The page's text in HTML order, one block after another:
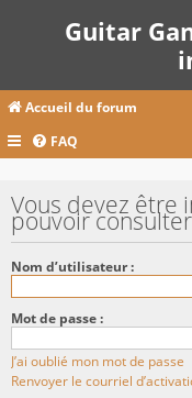
Guitar
Accueil du forum
FAQ
Vous devez être
pouvoir
Nom d’utilisateur :
Mot de passe :
J’ai oublié mon mot de passe
Renvoyer le courriel